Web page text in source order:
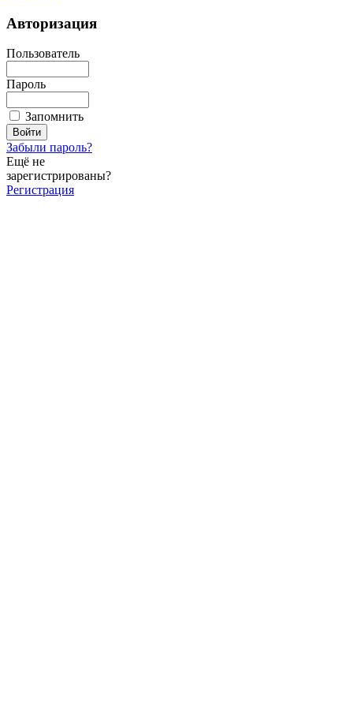
Авторизация
Пользователь
Пароль
Запомнить
Забыли пароль?
Ещё не
зарегистрированы?
Регистрация